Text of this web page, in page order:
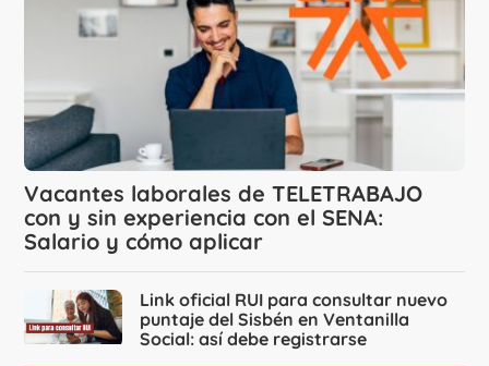
Vacantes laborales de TELETRABAJO
con y sin experiencia con el SENA:
Salario y cómo aplicar
Link oficial RUI para consultar nuevo
puntaje del Sisbén en Ventanilla
Social: así debe registrarse